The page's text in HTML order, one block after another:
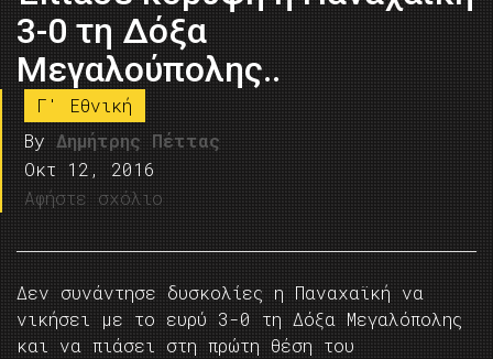
3-0 τη Δόξα
Μεγαλούπολης..
Γ' Εθνική
By Δημήτρης Πέττας
Οκτ 12, 2016
Αφήστε σχόλιο
Δεν συνάντησε δυσκολίες η Παναχαϊκή να
νικήσει με το ευρύ 3-0 τη Δόξα Μεγαλόπολης
και να πιάσει στη πρώτη θέση του